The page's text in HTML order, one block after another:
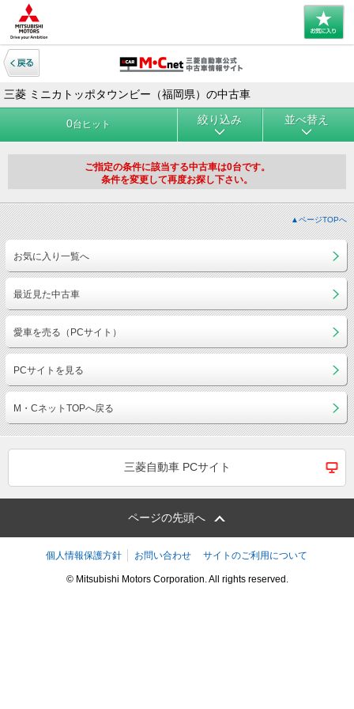
三菱 ミニカトッポタウンビー（福岡県）の中古車
0台ヒット 絞り込み 並べ替え
ご指定の条件に該当する中古車は0台です。
条件を変更して再度お探し下さい。
▲ページTOPへ
お気に入り一覧へ
最近見た中古車
愛車を売る（PCサイト）
PCサイトを見る
M・CネットTOPへ戻る
三菱自動車 PCサイト
ページの先頭へ
個人情報保護方針 お問い合わせ サイトのご利用について
© Mitsubishi Motors Corporation. All rights reserved.